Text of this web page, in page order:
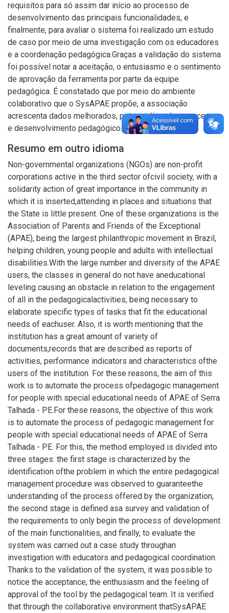
requisitos para só assim dar início ao processo de
desenvolvimento das principais funcionalidades, e
finalmente, para avaliar o sistema foi realizado um estudo
de caso por meio de uma investigação com os educadores
e a coordenação pedagógica.Graças a validação do sistema
foi possível notar a aceitação, o entusiasmo e o sentimento
de aprovação da ferramenta por parte da equipe
pedagógica. É constatado que por meio do ambiente
colaborativo que o SysAPAE propõe, a associação
acrescenta dados melhorados, potencializando o processo
e desenvolvimento pedagógico.
Resumo em outro idioma
Non-governmental organizations (NGOs) are non-profit
corporations active in the third sector ofcivil society, with a
solidarity action of great importance in the community in
which it is inserted,attending in places and situations that
the State is little present. One of these organizations is the
Association of Parents and Friends of the Exceptional
(APAE), being the largest philanthropic movement in Brazil,
helping children, young people and adults with intellectual
disabilities.With the large number and diversity of the APAE
users, the classes in general do not have aneducational
leveling causing an obstacle in relation to the engagement
of all in the pedagogicalactivities, being necessary to
elaborate specific types of tasks that fit the educational
needs of eachuser. Also, it is worth mentioning that the
institution has a great amount of variety of
documents,records that are described as reports of
activities, performance indicators and characteristics ofthe
users of the institution. For these reasons, the aim of this
work is to automate the process ofpedagogic management
for people with special educational needs of APAE of Serra
Talhada - PE.For these reasons, the objective of this work
is to automate the process of pedagogic management for
people with special educational needs of APAE of Serra
Talhada - PE. For this, the method employed is divided into
three stages: the first stage is characterized by the
identification ofthe problem in which the entire pedagogical
management procedure was observed to guaranteethe
understanding of the process offered by the organization,
the second stage is defined asa survey and validation of
the requirements to only begin the process of development
of the main functionalities, and finally, to evaluate the
system was carried out a case study throughan
investigation with educators and pedagogical coordination.
Thanks to the validation of the system, it was possible to
notice the acceptance, the enthusiasm and the feeling of
approval of the tool by the pedagogical team. It is verified
that through the collaborative environment thatSysAPAE